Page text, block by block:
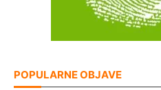
POPULARNE OBJAVE